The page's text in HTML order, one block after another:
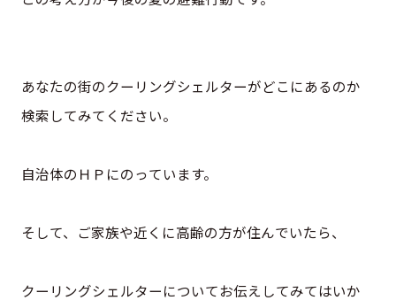
あなたの街のクーリングシェルターがどこにあるのか
検索してみてください。
自治体のＨＰにのっています。
そして、ご家族や近くに高齢の方が住んでいたら、
クーリングシェルターについてお伝えしてみてはいか